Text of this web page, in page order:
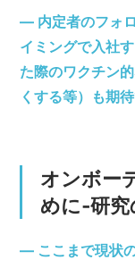
— 内定者のフォ
イミングで入社
た際のワクチン
くする等）も期
オンボー
めに‐研
— ここまで現状